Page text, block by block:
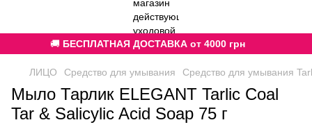
🚚 БЕСПЛАТНАЯ ДОСТАВКА от 4000 грн
ЛИЦО Средство для умывания Средство для умывания
Мыло Тарлик ELEGANT Tarlic Coal
Tar & Salicylic Acid Soap 75 г